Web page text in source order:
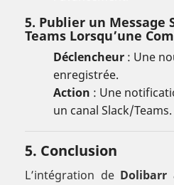
5. Publier un Message
Teams Lorsqu’une
Déclencheur : Une
enregistrée.
Action : Une
un canal Slack/Teams.
5. Conclusion
L’intégration de Dolibarr